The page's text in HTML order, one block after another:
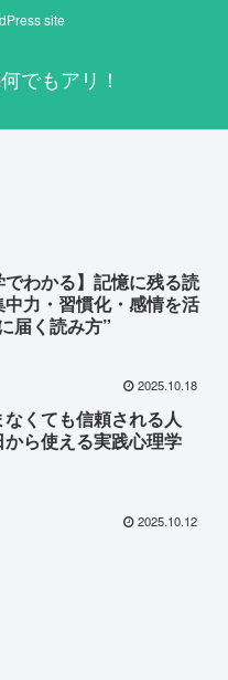
site
でもアリ！
でわかる】記憶に残る読
力・習慣化・感情を活
届く読み方”
2025.10.18
くても信頼される人
から使える実践心理学
2025.10.12